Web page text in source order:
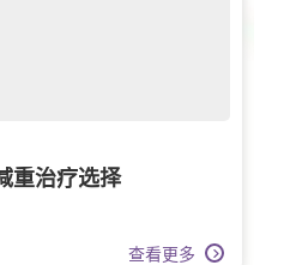
重治疗选择
查看更多